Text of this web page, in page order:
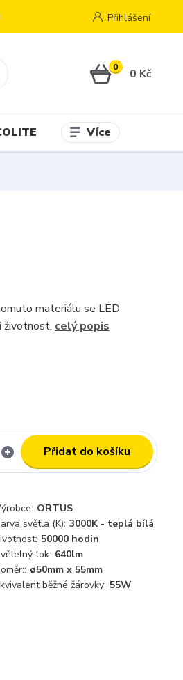
Přihlášení
0 0 Kč
Více
materiálu se LED
životnost. celý popis
Přidat do košíku
ORTUS
světla (K): 3000K - teplá bílá
50000 hodin
tok: 640lm
ø50mm x 55mm
běžné žárovky: 55W